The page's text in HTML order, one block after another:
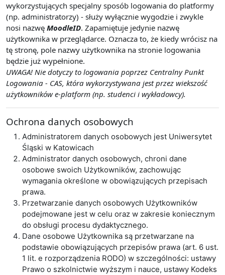
wykorzystujących specjalny sposób logowania do platformy
(np. administratorzy) - służy wyłącznie wygodzie i zwykle
nosi nazwę MoodleID. Zapamiętuje jedynie nazwę
użytkownika w przeglądarce. Oznacza to, że kiedy wrócisz na
tę stronę, pole nazwy użytkownika na stronie logowania
będzie już wypełnione.
UWAGA! Nie dotyczy to logowania poprzez Centralny Punkt
Logowania - CAS, która wykorzystywana jest przez wiekszość
użytkowników e-platform (np. studenci i wykładowcy).
Ochrona danych osobowych
Administratorem danych osobowych jest Uniwersytet
Śląski w Katowicach
Administrator danych osobowych, chroni dane
osobowe swoich Użytkowników, zachowując
wymagania określone w obowiązujących przepisach
prawa.
Przetwarzanie danych osobowych Użytkowników
podejmowane jest w celu oraz w zakresie koniecznym
do obsługi procesu dydaktycznego.
Dane osobowe Użytkownika są przetwarzane na
podstawie obowiązujących przepisów prawa (art. 6 ust.
1 lit. e rozporządzenia RODO) w szczególności: ustawy
Prawo o szkolnictwie wyższym i nauce, ustawy Kodeks